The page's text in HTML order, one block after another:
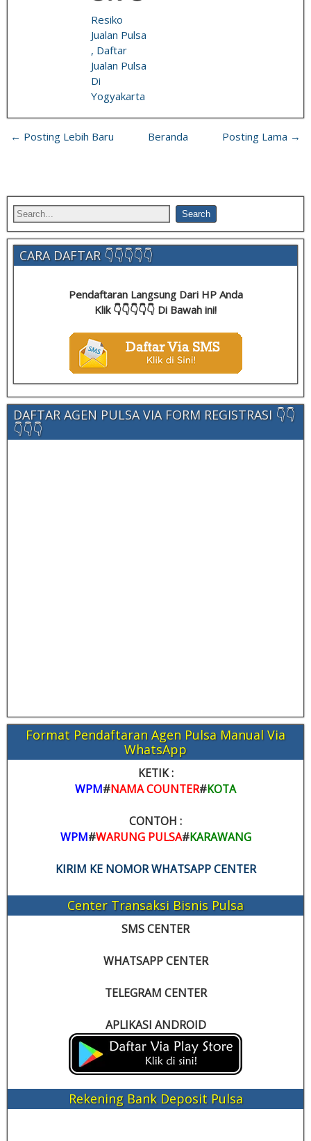
Resiko
Jualan Pulsa
, Daftar
Jualan Pulsa
Di
Yogyakarta
← Posting Lebih Baru Posting Lama →
Beranda
CARA DAFTAR 👇👇👇👇👇
Pendaftaran Langsung Dari HP Anda
Klik 👇👇👇👇👇 Di Bawah ini!
DAFTAR AGEN PULSA VIA FORM REGISTRASI 👇👇
👇👇👇
Format Pendaftaran Agen Pulsa Manual Via
WhatsApp
KETIK :
WPM#NAMA COUNTER#KOTA
CONTOH :
WPM#WARUNG PULSA#KARAWANG
KIRIM KE NOMOR WHATSAPP CENTER
Center Transaksi Bisnis Pulsa
SMS CENTER
WHATSAPP CENTER
TELEGRAM CENTER
APLIKASI ANDROID
Rekening Bank Deposit Pulsa